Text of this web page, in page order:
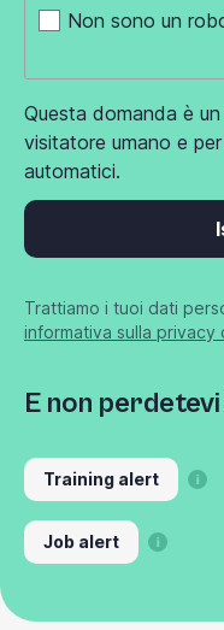
Non sono un
Questa domanda è
visitatore umano e
automatici.
Trattiamo i tuoi dati
informativa sulla privacy
E non
Training alert
Job alert